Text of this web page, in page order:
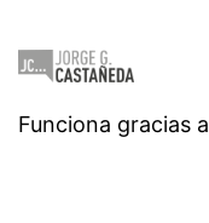
Funciona gracias a